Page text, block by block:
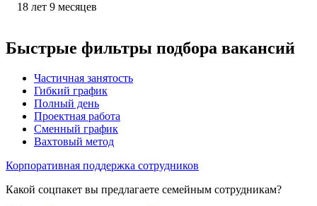
18 лет 9 месяцев
Быстрые фильтры подбора вакансий
Частичная занятость
Гибкий график
Полный день
Проектная работа
Сменный график
Вахтовый метод
Корпоративная поддержка сотрудников
Какой соцпакет вы предлагаете семейным сотрудникам?